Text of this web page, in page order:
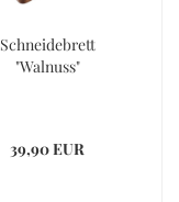
Schneidebrett
"Walnuss"
39,90 EUR